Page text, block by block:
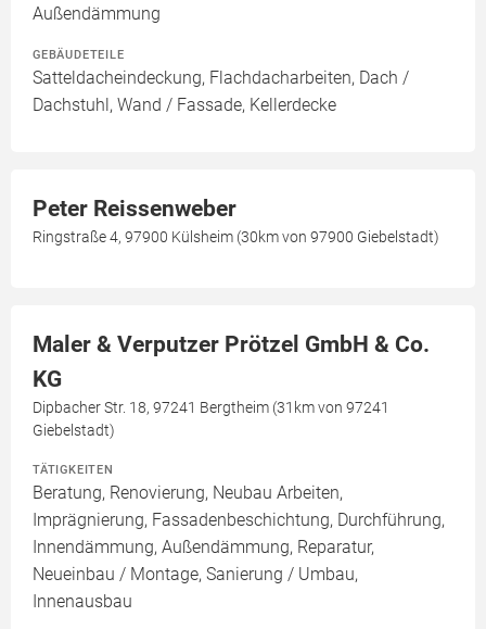
Außendämmung
GEBÄUDETEILE
Satteldacheindeckung, Flachdacharbeiten, Dach /
Dachstuhl, Wand / Fassade, Kellerdecke
Peter Reissenweber
Ringstraße 4, 97900 Külsheim (30km von 97900 Giebelstadt)
Maler & Verputzer Prötzel GmbH & Co.
KG
Dipbacher Str. 18, 97241 Bergtheim (31km von 97241
Giebelstadt)
TÄTIGKEITEN
Beratung, Renovierung, Neubau Arbeiten,
Imprägnierung, Fassadenbeschichtung, Durchführung,
Innendämmung, Außendämmung, Reparatur,
Neueinbau / Montage, Sanierung / Umbau,
Innenausbau